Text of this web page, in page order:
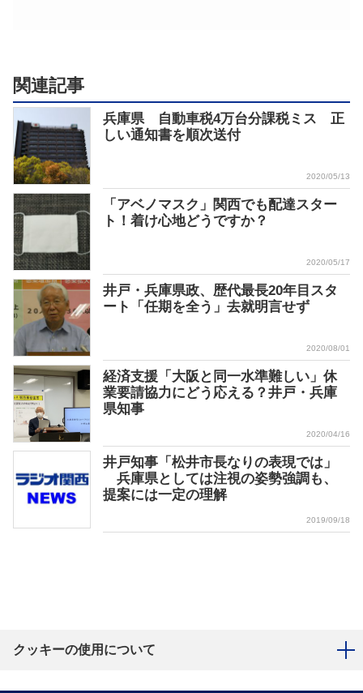
関連記事
兵庫県 自動車税4万台分課税ミス 正
しい通知書を順次送付
2020/05/13
「アベノマスク」関西でも配達スター
ト！着け心地どうですか？
2020/05/17
井戸・兵庫県政、歴代最長20年目スタ
ート「任期を全う」去就明言せず
2020/08/01
経済支援「大阪と同一水準難しい」休
業要請協力にどう応える？井戸・兵庫
県知事
2020/04/16
井戸知事「松井市長なりの表現では」
兵庫県としては注視の姿勢強調も、
提案には一定の理解
2019/09/18
クッキーの使用について